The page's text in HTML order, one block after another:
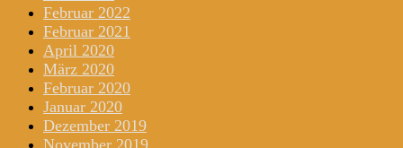
Februar 2022
Februar 2021
April 2020
März 2020
Februar 2020
Januar 2020
Dezember 2019
November 2019